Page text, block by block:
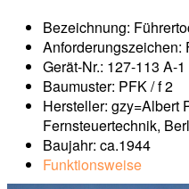
Bezeichnung:
Anforderungszeichen:
Gerät-Nr.: 127-113 A-1
Baumuster: PFK / f 2
Hersteller: gzy=Albert
Fernsteuertechnik,
Baujahr: ca.1944
Funktionsweise